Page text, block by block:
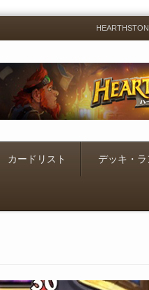
Menu
Skip
to
カードリスト デッキ・ラ